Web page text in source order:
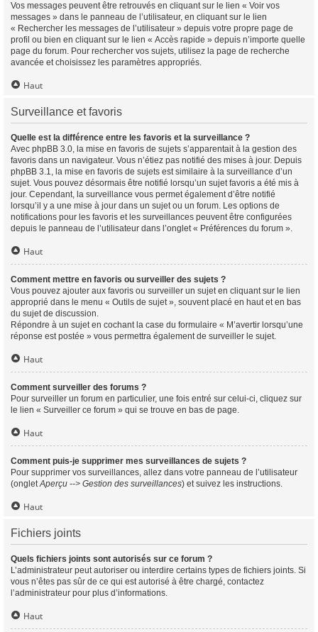
Vos messages peuvent être retrouvés en cliquant sur le lien « Voir vos
messages » dans le panneau de l’utilisateur, en cliquant sur le lien
« Rechercher les messages de l’utilisateur » depuis votre propre page de
profil ou bien en cliquant sur le lien « Accès rapide » depuis n’importe quelle
page du forum. Pour rechercher vos sujets, utilisez la page de recherche
avancée et choisissez les paramètres appropriés.
Haut
Surveillance et favoris
Quelle est la différence entre les favoris et la surveillance ?
Avec phpBB 3.0, la mise en favoris de sujets s’apparentait à la gestion des
favoris dans un navigateur. Vous n’étiez pas notifié des mises à jour. Depuis
phpBB 3.1, la mise en favoris de sujets est similaire à la surveillance d’un
sujet. Vous pouvez désormais être notifié lorsqu’un sujet favoris a été mis à
jour. Cependant, la surveillance vous permet également d’être notifié
lorsqu’il y a une mise à jour dans un sujet ou un forum. Les options de
notifications pour les favoris et les surveillances peuvent être configurées
depuis le panneau de l’utilisateur dans l’onglet « Préférences du forum ».
Haut
Comment mettre en favoris ou surveiller des sujets ?
Vous pouvez ajouter aux favoris ou surveiller un sujet en cliquant sur le lien
approprié dans le menu « Outils de sujet », souvent placé en haut et en bas
du sujet de discussion.
Répondre à un sujet en cochant la case du formulaire « M’avertir lorsqu’une
réponse est postée » vous permettra également de surveiller le sujet.
Haut
Comment surveiller des forums ?
Pour surveiller un forum en particulier, une fois entré sur celui-ci, cliquez sur
le lien « Surveiller ce forum » qui se trouve en bas de page.
Haut
Comment puis-je supprimer mes surveillances de sujets ?
Pour supprimer vos surveillances, allez dans votre panneau de l’utilisateur
(ongletAperçu --> Gestion des surveillances) et suivez les instructions.
Haut
Fichiers joints
Quels fichiers joints sont autorisés sur ce forum ?
L’administrateur peut autoriser ou interdire certains types de fichiers joints. Si
vous n’êtes pas sûr de ce qui est autorisé à être chargé, contactez
l’administrateur pour plus d’informations.
Haut